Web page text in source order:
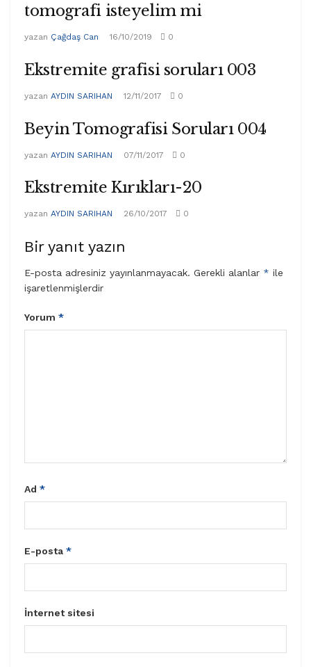
tomografi isteyelim mi
yazan Çağdaş Can 16/10/2019 0
Ekstremite grafisi soruları 003
yazan AYDIN SARIHAN 12/11/2017 0
Beyin Tomografisi Soruları 004
yazan AYDIN SARIHAN 07/11/2017 0
Ekstremite Kırıkları-20
yazan AYDIN SARIHAN 26/10/2017 0
Bir yanıt yazın
E-posta adresiniz yayınlanmayacak. Gerekli alanlar * ile
işaretlenmişlerdir
Yorum *
Ad *
E-posta *
İnternet sitesi